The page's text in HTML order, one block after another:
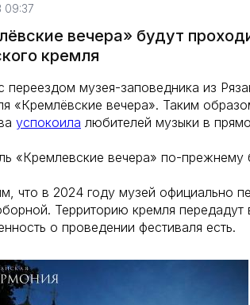
09:37
вечера» будут
кремля
переездом музея-заповедника из
«Кремлёвские вечера». Таким
успокоила любителей музыки в
«Кремлевские вечера» по-прежнему
что в 2024 году музей официально
Территорию кремля
о проведении фестиваля есть.